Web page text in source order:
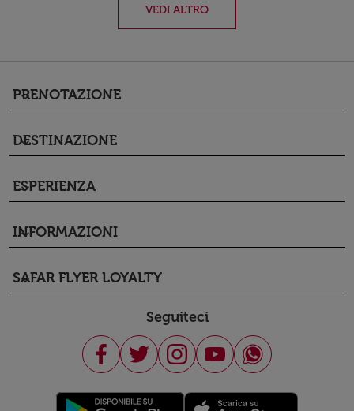
VEDI ALTRO
PRENOTAZIONE
keyboard_arrow_down
DESTINAZIONE
keyboard_arrow_down
ESPERIENZA
keyboard_arrow_down
INFORMAZIONI
keyboard_arrow_down
SAFAR FLYER LOYALTY
keyboard_arrow_down
Seguiteci